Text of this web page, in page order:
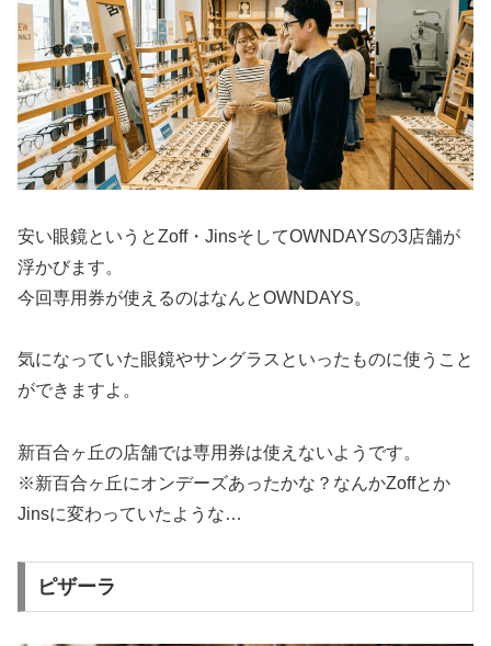
安い眼鏡というとZoff・JinsそしてOWNDAYSの3店舗が
浮かびます。
今回専用券が使えるのはなんとOWNDAYS。
気になっていた眼鏡やサングラスといったものに使うこと
ができますよ。
新百合ヶ丘の店舗では専用券は使えないようです。
※新百合ヶ丘にオンデーズあったかな？なんかZoffとか
Jinsに変わっていたような…
ピザーラ